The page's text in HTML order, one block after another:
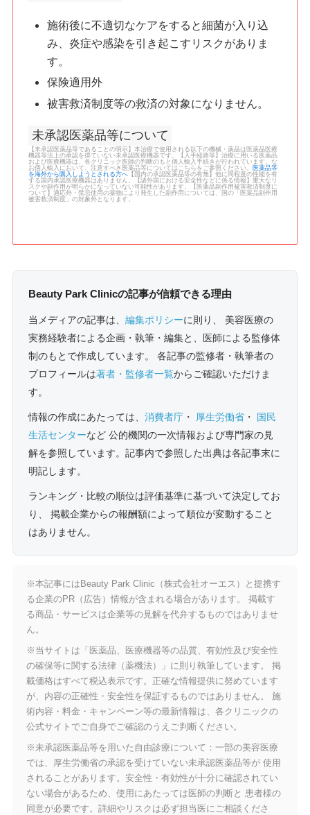
施術後に不適切なケアをすると細菌が入り込
み、炎症や感染を引き起こすリスクがありま
す。
保険適用外
被害救済制度等の救済の対象になりません。
未承認医薬品等について
【未承認医薬品等であることの明示】本治療で使用される以下の機械・薬品は医薬品医療
機器等法上の承認を得ていない未承認医療機器です。【入手経路等】治療に用いる医薬品
および医療機器は、各クリニック医師の判断のもと個人輸入手続きが行われています。な
お個人輸入において、注意すべき医薬品等についてはこちらをご参照ください。 医薬品等
を海外から購入しようとされる方へ 【国内の承認医薬品等の有無】他に同程度の性能を有
する国内承認医療機器はありません。【諸外国における安全性などに係る情報】重大なリ
スクや副作用が明らかになっていない可能性があります。【医薬品副作用被害救済制度に
ついて】適応外・禁忌使用の薬物により発生した副作用については、国の「医薬品副作用
被害救済制度」の対象外となります。
Beauty Park Clinicの記事が信頼できる理由
当メディアの記事は、 編集ポリシーに則り、 美容医療の
実務経験者による企画・執筆・編集と、医師による監修体
制のもとで作成しています。 各記事の監修者・執筆者の
プロフィールは著者・監修者一覧からご確認いただけま
す。
情報の作成にあたっては、 消費者庁・ 厚生労働省・ 国民
生活センターなど 公的機関の一次情報および専門家の見
解を参照しています。記事内で参照した出典は各記事末に
明記します。
ランキング・比較の順位は評価基準に基づいて決定してお
り、 掲載企業からの報酬額によって順位が変動すること
はありません。
※本記事にはBeauty Park Clinic（株式会社オーエス）と提携す
る企業のPR（広告）情報が含まれる場合があります。 掲載す
る商品・サービスは企業等の見解を代弁するものではありませ
ん。
※当サイトは「医薬品、医療機器等の品質、有効性及び安全性
の確保等に関する法律（薬機法）」に則り執筆しています。 掲
載価格はすべて税込表示です。正確な情報提供に努めています
が、内容の正確性・安全性を保証するものではありません。 施
術内容・料金・キャンペーン等の最新情報は、各クリニックの
公式サイトでご自身でご確認のうえご判断ください。
※未承認医薬品等を用いた自由診療について：一部の美容医療
では、厚生労働省の承認を受けていない未承認医薬品等が 使用
されることがあります。安全性・有効性が十分に確認されてい
ない場合があるため、使用にあたっては医師の判断と 患者様の
同意が必要です。詳細やリスクは必ず担当医にご相談くださ